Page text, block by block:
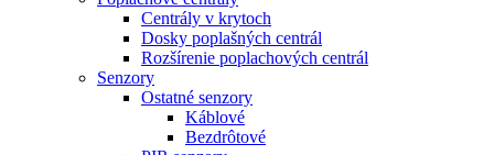
Centrály v krytoch
Dosky poplašných centrál
Rozšírenie poplachových centrál
Senzory
Ostatné senzory
Káblové
Bezdrôtové